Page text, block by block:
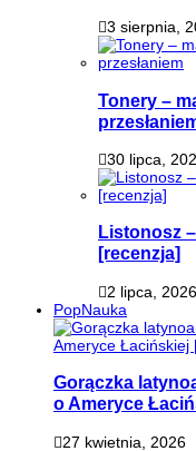
3 sierpnia,
Tonery –
30 lipca,
Listonosz
[recenzja]
2 lipca, 2026
PopNauka
Gorączka
o Ameryce
27 kwietnia, 2026